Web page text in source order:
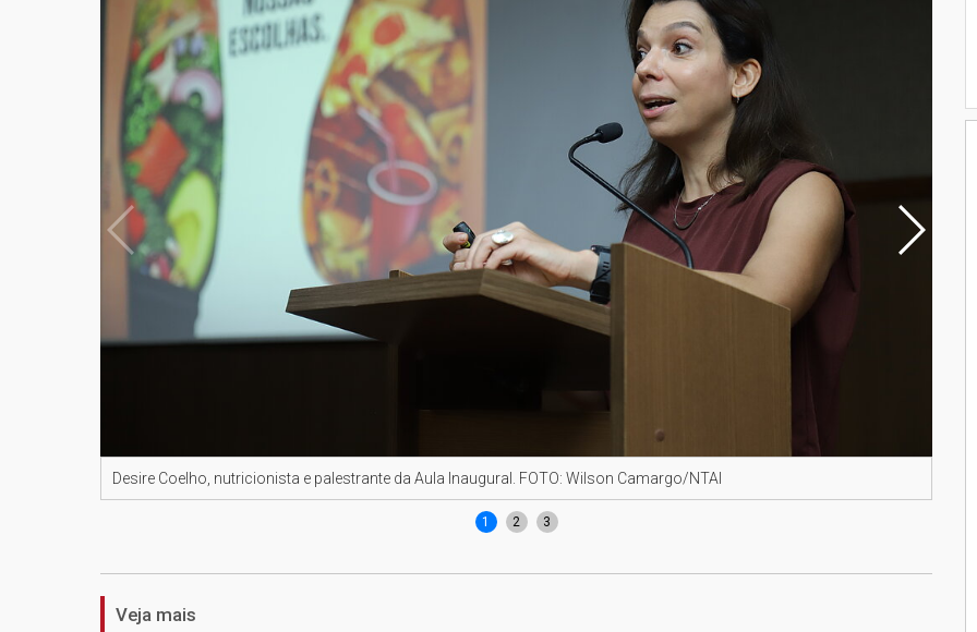
Desire Coelho, nutricionista e palestrante da Aula Inaugural. FOTO: Wilson Camargo/NTAI
1 2 3
Veja mais